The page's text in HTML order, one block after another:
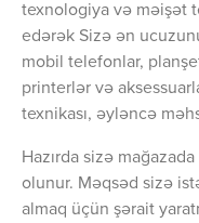
texnologiya və məişət
edərək Sizə ən
mobil telefonlar,
printerlər və
texnikası, əyləncə
Hazırda sizə
olunur. Məqsəd sizə
almaq üçün şərait